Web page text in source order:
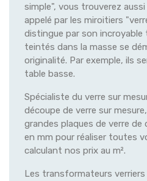
simple", vous trouverez
appelé par les miroitiers
distingue par son incroyable
teintés dans la masse se
originalité. Par exemple, ils
table basse.
Spécialiste du verre sur
découpe de verre sur
grandes plaques de verre de
en mm pour réaliser toutes
calculant nos prix au m².
Les transformateurs